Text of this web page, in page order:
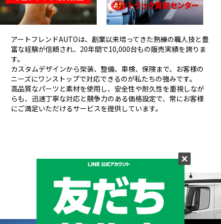
アートフレンドAUTOは、創業以来培ってきた熟練の職人技と豊
富な経験が信頼され、 20年間で10,000台もの販売実績を誇りま
す。
カスタムデザインから架装、整備、車検、保険まで、お客様の
ニーズにワンストップで対応できるのが私たちの強みです。
高品質なパーツと素材を使用し、安全性や耐久性を重視しなが
らも、 迅速丁寧な対応と競争力のある価格設定で、常にお客様
にご満足いただけるサービスを提供しています。
メーカーと形状から探す
BRAND & TYPE